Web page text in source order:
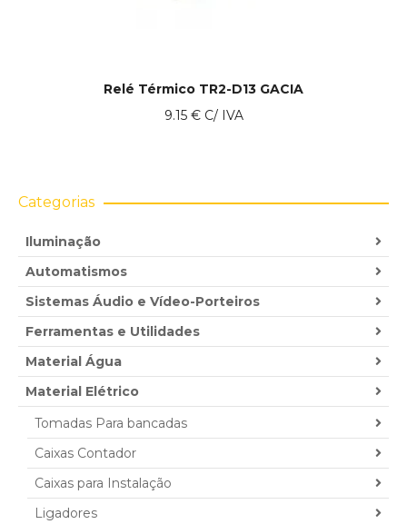
Relé Térmico TR2-D13 GACIA
9.15 €C/ IVA
Categorias
Iluminação
Automatismos
Sistemas Áudio e Vídeo-Porteiros
Ferramentas e Utilidades
Material Água
Material Elétrico
Tomadas Para bancadas
Caixas Contador
Caixas para Instalação
Ligadores